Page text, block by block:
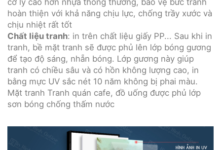
hoàn thiện với khả năng chịu lực, chống trầy xước và
chịu nhiệt rất tốt
Chất liệu tranh: in trên chất liệu giấy PP... Sau khi in
tranh, bề mặt tranh sẽ được phủ lên lớp bóng gương
để tạo độ sáng, nhẵn bóng. Lớp gương này giúp
tranh có chiều sâu và có hồn không lượng cao, in
bằng mực UV sắc nét 10 năm không bị phai màu.
Mặt tranh Tranh quán cafe, đồ uống được phủ lớp
sơn bóng chống thấm nước